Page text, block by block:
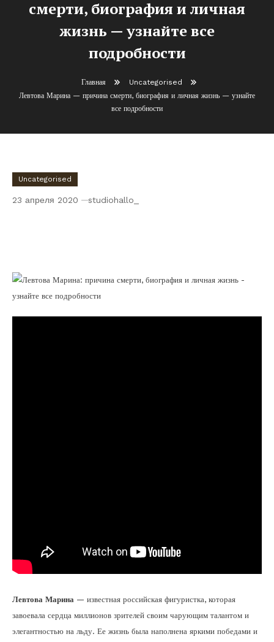
смерти, биография и личная
жизнь — узнайте все
подробности
Главная
Uncategorised
Левтова Марина — причина смерти, биография и личная жизнь — узнайте
все подробности
Uncategorised
23 апреля 2020 studiohallo_
Левтова Марина — известная российская фигуристка, которая
завоевала сердца миллионов зрителей своим чарующим талантом и
элегантностью на льду. Ее жизнь была наполнена яркими победами и